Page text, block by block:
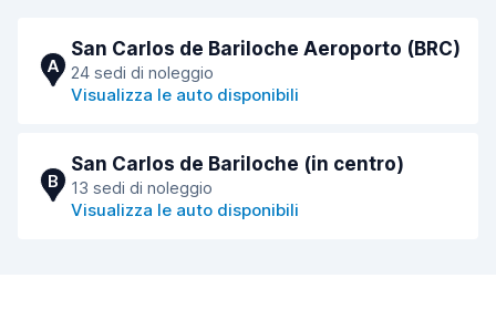
A
San Carlos de Bariloche Aeroporto (BRC)
24 sedi di noleggio
Visualizza le auto disponibili
B
San Carlos de Bariloche (in centro)
13 sedi di noleggio
Visualizza le auto disponibili